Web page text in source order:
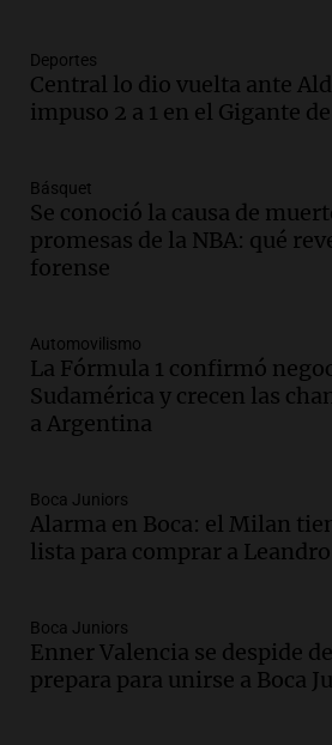
Episodios
Audio.La justicia
como enfermedad
Panorama Federal
Episodios
Audio.Aumento de
Luis a partir de agosto
Episodios
Audio.Gabriela
la población del país fue
buscar ayuda el último
Episodios
Audio."Algo pasó al
sobre la muerte del
Episodios
Audio.José Roccuzzo,
Deportes
Central lo dio vuelta ante
impuso 2 a 1 en el Gigante
Básquet
Se conoció la causa de
promesas de la NBA: qué
forense
Automovilismo
La Fórmula 1 confirmó
Sudamérica y crecen las
a Argentina
Boca Juniors
Alarma en Boca: el Milan
lista para comprar a
Boca Juniors
Enner Valencia se despide
prepara para unirse a Boca